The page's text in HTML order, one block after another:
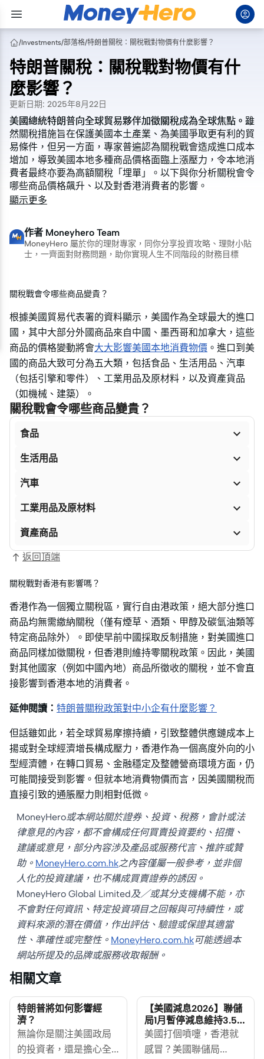
/Investments/部落格/特朗普關稅：關稅戰對物價有什麼影響？
特朗普關稅：關稅戰對物價有什
麼影響？
更新日期: 2025年8月22日
美國總統特朗普向全球貿易夥伴加徵關稅成為全球焦點。雖
然關稅措施旨在保護美國本土產業、為美國爭取更有利的貿
易條件，但另一方面，專家普遍認為關稅戰會造成進口成本
增加，導致美國本地多種商品價格面臨上漲壓力，令本地消
費者最終亦要為高額關稅「埋單」。以下與你分析關稅會令
哪些商品價格飆升、以及對香港消費者的影響。
美國總統特朗普向全球貿易夥伴加徵關稅成為全球焦點。雖
然關稅措施旨在保護美國本土產業、為美國爭取更有利的貿
易條件，但另一方面，專家普遍認為關稅戰會造成進口成本
增加，導致美國本地多種商品價格面臨上漲壓力，令本地消
費者最終亦要為高額關稅「埋單」。以下與你分析關稅會令
哪些商品價格飆升、以及對香港消費者的影響。
顯示更多
作者 Moneyhero Team
MoneyHero 屬於你的理財專家，同你分享投資攻略、理財小貼
士，一齊面對財務問題，助你實現人生不同階段的財務目標
關稅戰會令哪些商品變貴？
根據美國貿易代表署的資料顯示，美國作為全球最大的進口
國，其中大部分外國商品來自中國、墨西哥和加拿大，這些
商品的價格變動將會大大影響美國本地消費物價 。進口到美
國的商品大致可分為五大類，包括食品、生活用品、汽車
（包括引擎和零件）、工業用品及原材料，以及資產貨品
（如機械、建築）。
關稅戰會令哪些商品變貴？
食品 
生活用品 
汽車 
工業用品及原材料 
資產商品 
返回頂端
關稅戰對香港有影響嗎？
香港作為一個獨立關稅區，實行自由港政策，絕大部分進口
商品均無需繳納關稅（僅有煙草、酒類、甲醇及碳氫油類等
特定商品除外）。即使早前中國採取反制措施，對美國進口
商品同樣加徵關稅，但香港則維持零關稅政策。因此，美國
對其他國家（例如中國內地）商品所徵收的關稅，並不會直
接影響到香港本地的消費者。
延伸閱讀： 特朗普關稅政策對中小企有什麼影響？
但話雖如此，若全球貿易摩擦持續，引致整體供應鏈成本上
揚或對全球經濟增長構成壓力，香港作為一個高度外向的小
型經濟體，在轉口貿易、金融穩定及整體營商環境方面，仍
可能間接受到影響。但就本地消費物價而言，因美國關稅而
直接引致的通脹壓力則相對低微。
MoneyHero或本網站關於證券、投資、稅務，會計或法
律意見的內容，都不會構成任何買賣投資要約、招攬、
建議或意見，部分內容涉及產品或服務代言、推許或贊
助。 MoneyHero.com.hk之內容僅屬一般參考，並非個
人化的投資建議，也不構成買賣證券的誘因。
MoneyHero Global Limited及／或其分支機構不能，亦
不會對任何資訊、特定投資項目之回報與可持續性，或
資料來源的潛在價值，作出評估、驗證或保證其適當
性、準確性或完整性。 MoneyHero.com.hk可能透過本
網站所提及的品牌或服務收取報酬。
相關文章
特朗普將如何影響經
濟？
無論你是關注美國政局
的投資者，還是擔心全
【美國減息2026】聯儲
局1月暫停減息維持3.5
厘！對香港有咩影響？
美國打個噴嚏，香港就
感冒？美國聯儲局